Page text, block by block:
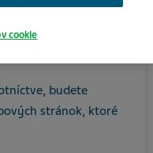
potvrďte, že
budete
stránok, ktoré
cookie